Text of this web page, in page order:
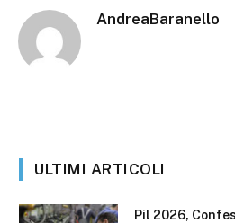
AndreaBaranello
ULTIMI ARTICOLI
Pil 2026,